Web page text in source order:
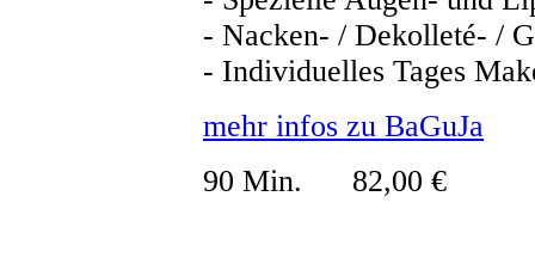
- Nacken- / Dekolleté- /
- Individuelles Tages
mehr infos zu BaGuJa
90 Min. 82,00 €